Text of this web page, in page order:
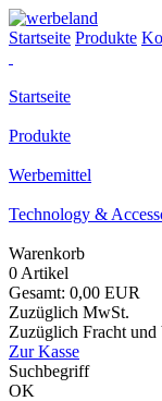
Startseite Produkte
Startseite
Produkte
Werbemittel
Technology &
Warenkorb
0 Artikel
Gesamt: 0,00 EUR
Zuzüglich MwSt.
Zuzüglich Fracht und
Zur Kasse
Suchbegriff
OK